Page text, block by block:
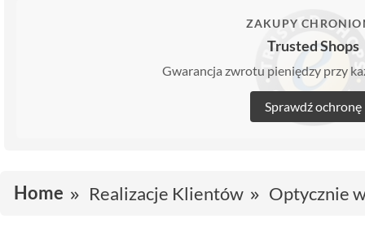
ZAKUPY
Trusted Shops
Gwarancja zwrotu pieniędzy przy
Sprawdź ochronę
Home Realizacje Klientów Optycznie